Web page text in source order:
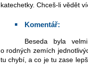
katechetky. Chceš-li vědět
Komentář:
Beseda byla velmi zajímavá. Nejvíce mě zaujalo povídání
o rodných zemích
tu chybí, a co je tu zase